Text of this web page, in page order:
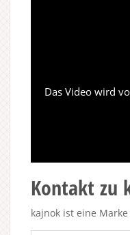
Das Video wird
Kontakt zu
kajnok ist eine